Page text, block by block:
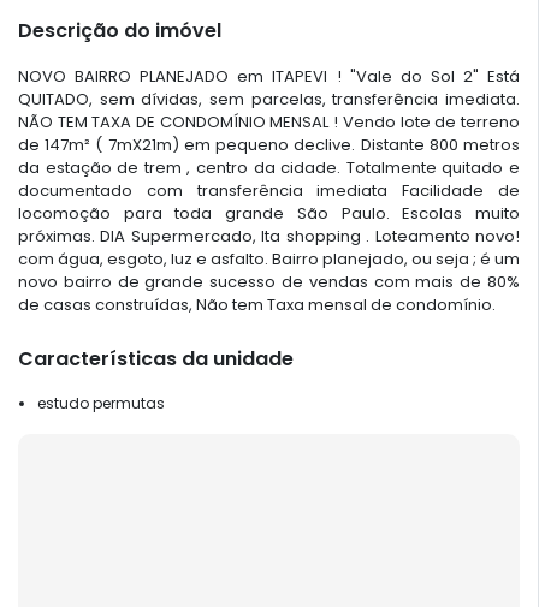
Descrição do imóvel
NOVO BAIRRO PLANEJADO em ITAPEVI ! "Vale do Sol 2" Está
QUITADO, sem dívidas, sem parcelas, transferência imediata.
NÃO TEM TAXA DE CONDOMÍNIO MENSAL ! Vendo lote de terreno
de 147m² ( 7mX21m) em pequeno declive. Distante 800 metros
da estação de trem , centro da cidade. Totalmente quitado e
documentado com transferência imediata Facilidade de
locomoção para toda grande São Paulo. Escolas muito
próximas. DIA Supermercado, Ita shopping . Loteamento novo!
com água, esgoto, luz e asfalto. Bairro planejado, ou seja ; é um
novo bairro de grande sucesso de vendas com mais de 80%
de casas construídas, Não tem Taxa mensal de condomínio.
Características da unidade
estudo permutas